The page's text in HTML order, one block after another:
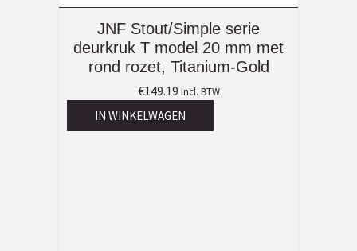
JNF Stout/Simple serie
deurkruk T model 20 mm met
rond rozet, Titanium-Gold
€149.19 Incl. BTW
IN WINKELWAGEN